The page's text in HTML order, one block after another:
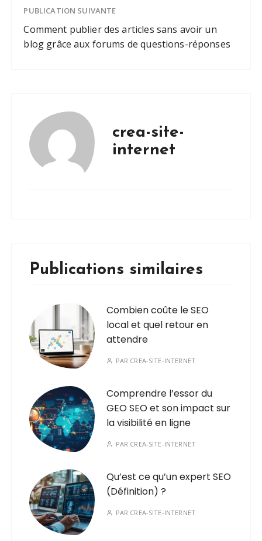
PUBLICATION SUIVANTE
Comment publier des articles sans avoir un
blog grâce aux forums de questions-réponses
crea-site-
internet
Publications similaires
Combien coûte le SEO
local et quel retour en
attendre
PAR CREA-SITE-INTERNET
Comprendre l’essor du
GEO SEO et son impact sur
la visibilité en ligne
PAR CREA-SITE-INTERNET
Qu’est ce qu’un expert SEO
(Définition) ?
PAR CREA-SITE-INTERNET